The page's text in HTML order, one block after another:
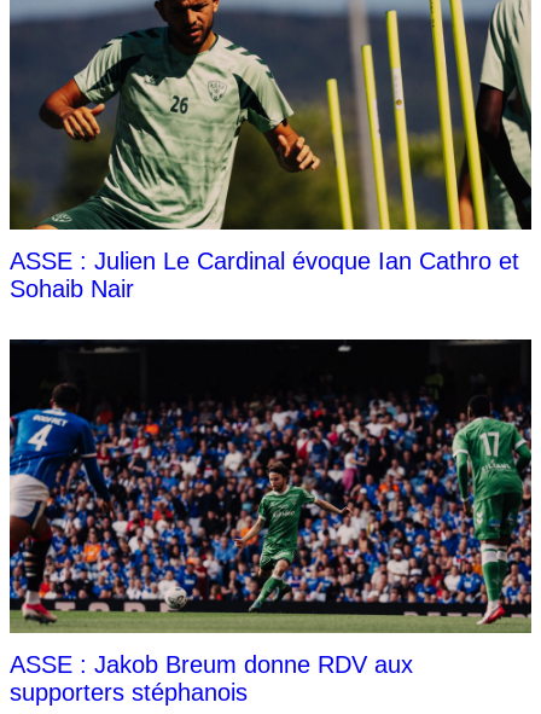
ASSE : Julien Le Cardinal évoque Ian Cathro et
Sohaib Nair
ASSE : Jakob Breum donne RDV aux
supporters stéphanois